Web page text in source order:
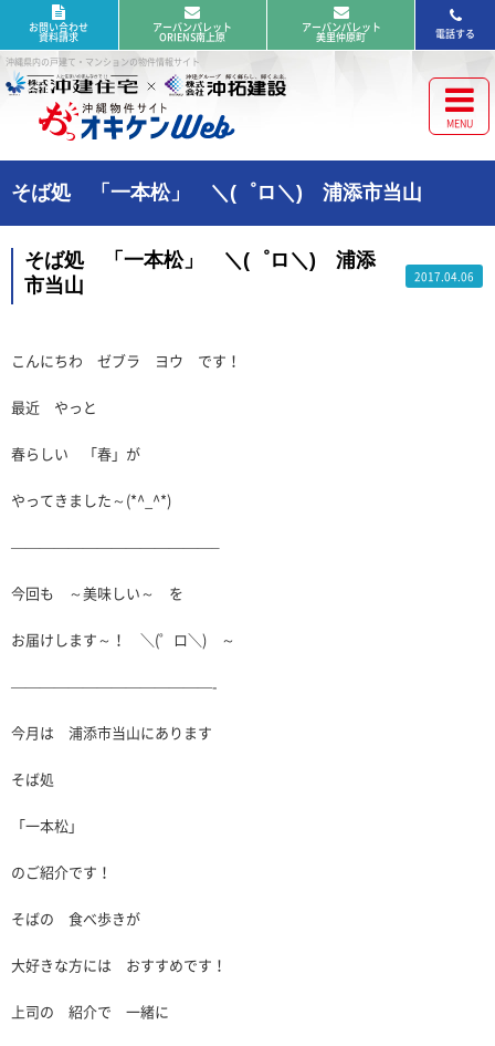
沖縄県内の戸建て・マンションの物件情報サイト
電話する
アーバンパレット
美里仲原町
アーバンパレット
ORIENS南上原
お問い合わせ
資料請求
そば処 「一本松」 ＼(゜ロ＼) 浦添市当山
そば処 「一本松」 ＼(゜ロ＼) 浦添
市当山
2017.04.06
こんにちわ ゼブラ ヨウ です！
最近 やっと
春らしい 「春」が
やってきました～(*^_^*)
——————————————–
今回も ～美味しい～ を
お届けします～！ ＼(゜ロ＼) ～
——————————————-
今月は 浦添市当山にあります
そば処
「一本松」
のご紹介です！
そばの 食べ歩きが
大好きな方には おすすめです！
上司の 紹介で 一緒に